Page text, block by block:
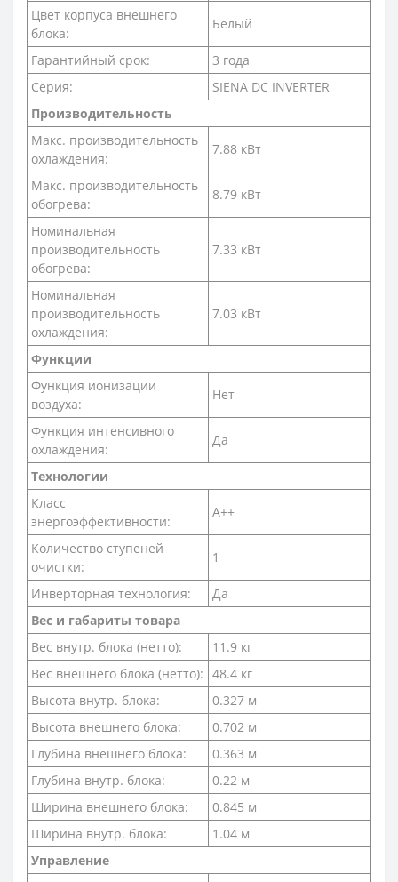
Цвет корпуса внешнего
блока:
Белый
Гарантийный срок:
3 года
Серия:
SIENA DC INVERTER
Производительность
Макс. производительность
охлаждения:
7.88 кВт
Макс. производительность
обогрева:
8.79 кВт
Номинальная
производительность
обогрева:
7.33 кВт
Номинальная
производительность
охлаждения:
7.03 кВт
Функции
Функция ионизации
воздуха:
Нет
Функция интенсивного
охлаждения:
Да
Технологии
Класс
энергоэффективности:
A++
Количество ступеней
очистки:
1
Инверторная технология:
Да
Вес и габариты товара
Вес внутр. блока (нетто):
11.9 кг
Вес внешнего блока (нетто): 48.4 кг
Высота внутр. блока:
0.327 м
Высота внешнего блока:
0.702 м
Глубина внешнего блока:
0.363 м
Глубина внутр. блока:
0.22 м
Ширина внешнего блока:
0.845 м
Ширина внутр. блока:
1.04 м
Управление